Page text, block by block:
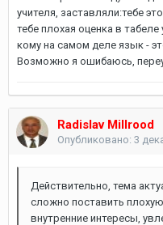
учителя, заставляли:тебе
тебе плохая оценка в табеле
кому на самом деле язык -
Возможно я ошибаюсь,
Radislav Millrood
Опубликовано: 3
Действительно, тема
сложно поставить
внутренние интересы,